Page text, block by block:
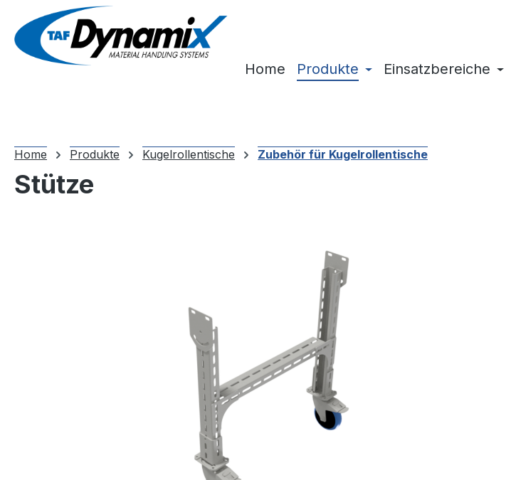
Hauptinhalt springen
Zur Suche springen
Zur Hauptnavigation springen
Home Produkte Einsatzbereiche
Home Produkte Kugelrollentische Zubehör für Kugelrollentische
Stütze